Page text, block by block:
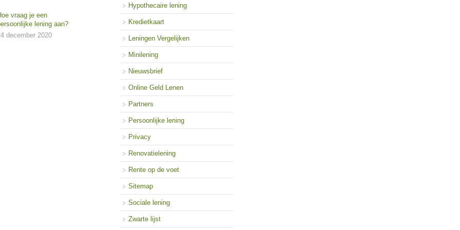
vraag je een
lening aan?
december 2020
Hypothecaire lening
Kredietkaart
Leningen Vergelijken
Minilening
Nieuwsbrief
Online Geld Lenen
Partners
Persoonlijke lening
Privacy
Renovatielening
Rente op de voet
Sitemap
Sociale lening
Zwarte lijst